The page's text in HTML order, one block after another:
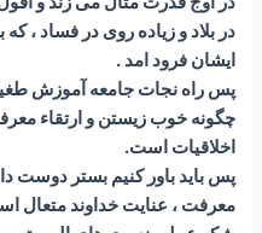
در بلاد و زیاده روی در فساد ،
ایشان فرود امد .
پس راه نجات جامعه آموزش
چگونه خوب زیستن و ارتقاء
اخلاقیات است.
پس باید باور کنیم بستر دوست
معرفت ، عنایت خداوند متعال